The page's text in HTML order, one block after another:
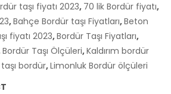
taşı fiyatı 2023, 70 lik Bordür fiyatı,
,Bahçe Bordür taşı Fiyatları,Beton
fiyatı 2023,Bordür Taşı Fiyatları,
Bordür Taşı Ölçüleri,Kaldırım bordür
taşı bordür,Limonluk Bordür ölçüleri